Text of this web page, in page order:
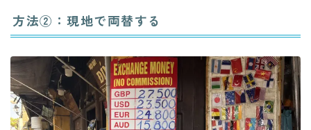
方法②：現地で両替する